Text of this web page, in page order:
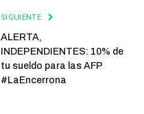
SIGUIENTE
ALERTA,
INDEPENDIENTES: 10% de
tu sueldo para las AFP
#LaEncerrona